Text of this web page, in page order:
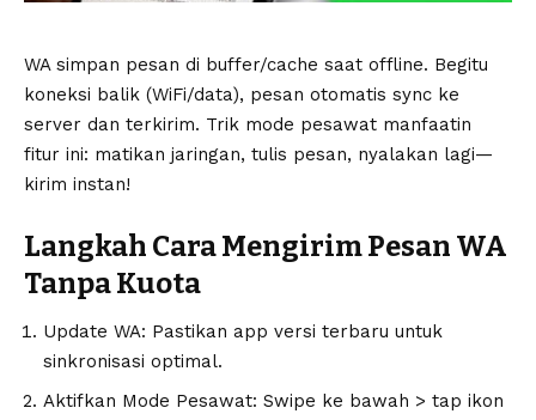
WA simpan pesan di buffer/cache saat offline. Begitu
koneksi balik (WiFi/data), pesan otomatis sync ke
server dan terkirim. Trik mode pesawat manfaatin
fitur ini: matikan jaringan, tulis pesan, nyalakan lagi—
kirim instan!
Langkah Cara Mengirim Pesan WA
Tanpa Kuota
Update WA: Pastikan app versi terbaru untuk
sinkronisasi optimal.
Aktifkan Mode Pesawat: Swipe ke bawah > tap ikon